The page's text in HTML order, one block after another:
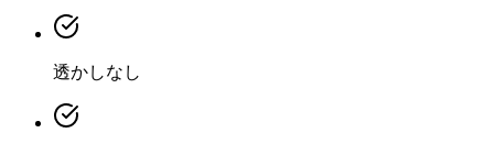
透かしなし